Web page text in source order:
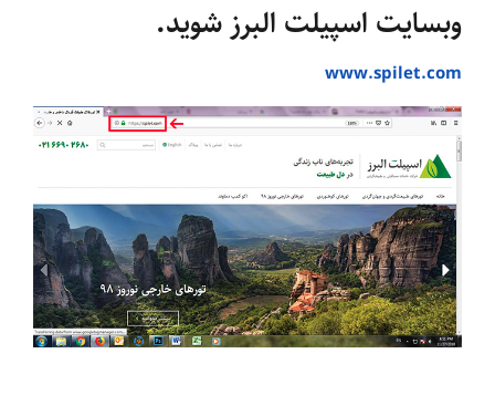
وبسایت اسپیلت البرز شوید.
www.spilet.com